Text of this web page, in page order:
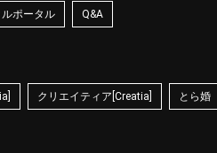
ポータル Q&A
クリエイティア[Creatia] とら婚